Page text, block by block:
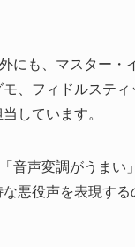
にも、マスター・
モ、フィドルステ
しています。
音声変調がうまい
悪役声を表現する